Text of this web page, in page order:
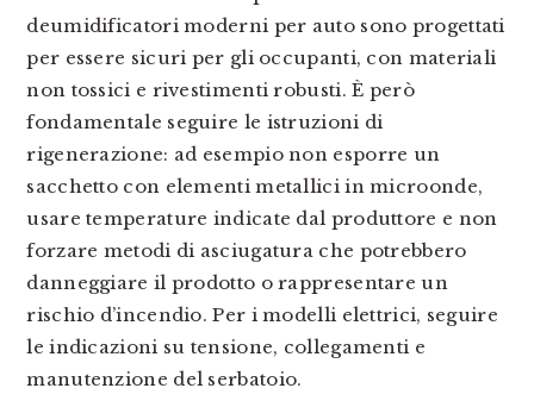
deumidificatori moderni per auto sono progettati
per essere sicuri per gli occupanti, con materiali
non tossici e rivestimenti robusti. È però
fondamentale seguire le istruzioni di
rigenerazione: ad esempio non esporre un
sacchetto con elementi metallici in microonde,
usare temperature indicate dal produttore e non
forzare metodi di asciugatura che potrebbero
danneggiare il prodotto o rappresentare un
rischio d’incendio. Per i modelli elettrici, seguire
le indicazioni su tensione, collegamenti e
manutenzione del serbatoio.